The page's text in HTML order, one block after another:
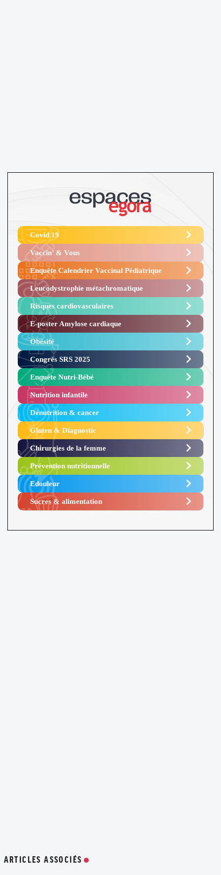
Covid 19
Vaccin’ & Vous
Enquête Calendrier Vaccinal Pédiatrique
Leucodystrophie métachromatique
Risques cardiovasculaires
E-poster Amylose cardiaque ​
Obésité ​
Congrès SRS 2025 ​
Enquête Nutri-Bébé ​
Nutrition infantile
Dénutrition & cancer
Gluten & Diagnostic
Chirurgies de la femme
Prévention nutritionnelle
Edouleur​
Sucres & alimentation​
ARTICLES ASSOCIÉS